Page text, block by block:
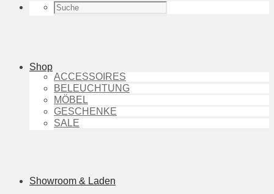
Shop
ACCESSOIRES
BELEUCHTUNG
MÖBEL
GESCHENKE
SALE
Showroom & Laden